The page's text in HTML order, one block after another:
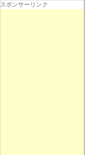
スポンサーリンク